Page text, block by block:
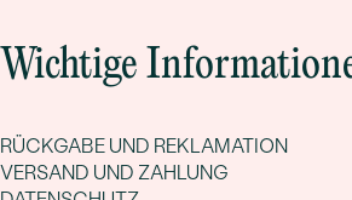
Wichtige
RÜCKGABE UND REKLAMATION
VERSAND UND ZAHLUNG